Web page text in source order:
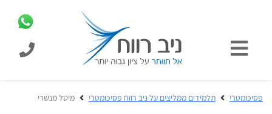
כניסת
תלמידים
המוצרים
פסיכומטרי תלמידים ממליצים על ניב רווח פסיכומטרי מיטל מנשרי